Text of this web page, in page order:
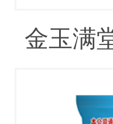
金玉满